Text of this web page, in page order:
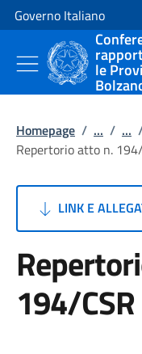
Vai al contenuto
Vai alla navigazione del sito
Governo Italiano
le
Homepage / ... / ...
Repertorio atto n.
LINK E
194/CSR